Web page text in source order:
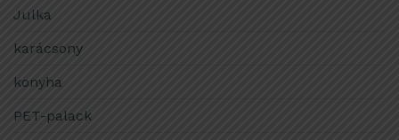
Julka
karácsony
konyha
PET-palack